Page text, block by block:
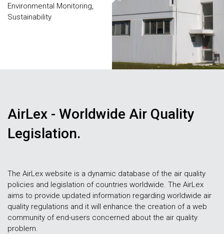
Environmental Monitoring,
Sustainability
AirLex - Worldwide Air Quality
Legislation.
The AirLex website is a dynamic database of the air quality
policies and legislation of countries worldwide. The AirLex
aims to provide updated information regarding worldwide air
quality regulations and it will enhance the creation of a web
community of end-users concerned about the air quality
problem.